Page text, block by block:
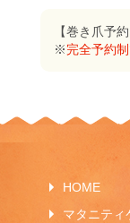
【巻き爪予約
※完全予約制
HOME
マタニティ